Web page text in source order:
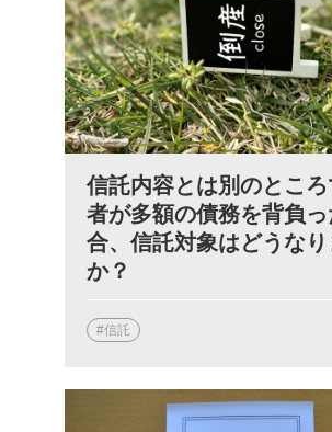
信託内容とは別のとこ
者が多額の債務を背負
合、信託対象はどうな
か？
#信託